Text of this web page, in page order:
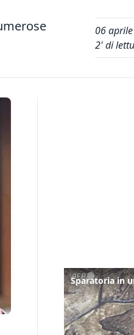
06
2' di